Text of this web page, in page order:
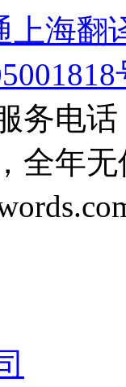
上海翻
务电
全年无